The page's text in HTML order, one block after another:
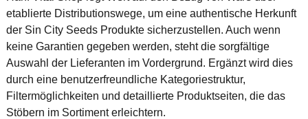
etablierte Distributionswege, um eine authentische Herkunft
der Sin City Seeds Produkte sicherzustellen. Auch wenn
keine Garantien gegeben werden, steht die sorgfältige
Auswahl der Lieferanten im Vordergrund. Ergänzt wird dies
durch eine benutzerfreundliche Kategoriestruktur,
Filtermöglichkeiten und detaillierte Produktseiten, die das
Stöbern im Sortiment erleichtern.